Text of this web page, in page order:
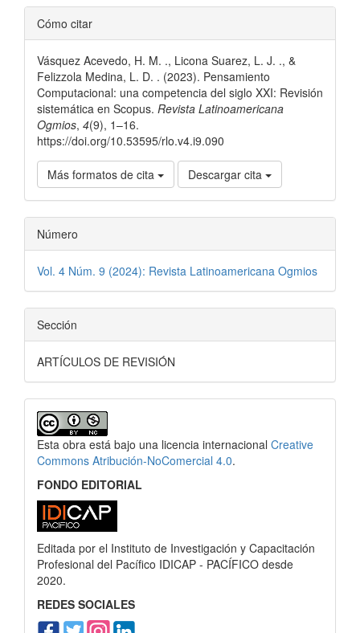
Detalles
del
artículo
Cómo citar
Vásquez Acevedo, H. M. ., Licona Suarez, L. J. ., &
Felizzola Medina, L. D. . (2023). Pensamiento
Computacional: una competencia del siglo XXI: Revisión
sistemática en Scopus. Revista Latinoamericana
Ogmios, 4(9), 1–16.
https://doi.org/10.53595/rlo.v4.i9.090
Más formatos de cita Descargar cita
Número
Vol. 4 Núm. 9 (2024): Revista Latinoamericana Ogmios
Sección
ARTÍCULOS DE REVISIÓN
Esta obra está bajo una licencia internacional Creative
Commons Atribución-NoComercial 4.0.
FONDO EDITORIAL
Editada por el Instituto de Investigación y Capacitación
Profesional del Pacífico IDICAP - PACÍFICO desde
2020.
REDES SOCIALES